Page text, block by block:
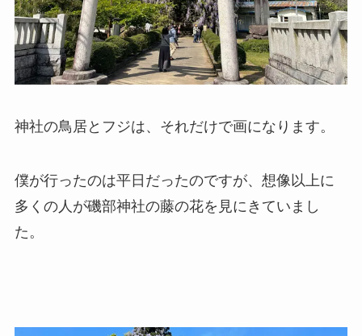
神社の鳥居とフジは、それだけで画になります。
僕が行ったのは平日だったのですが、想像以上に
多くの人が磯部神社の藤の花を見にきていまし
た。